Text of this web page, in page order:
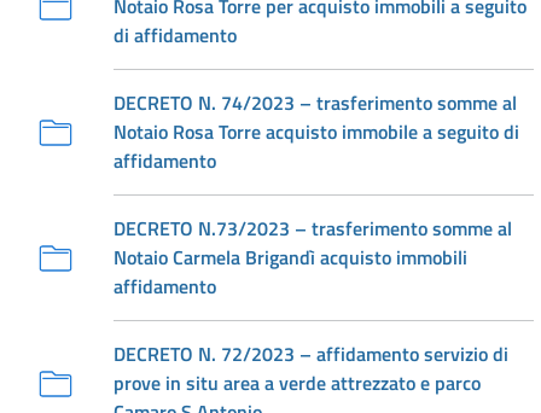
Notaio Rosa Torre per acquisto immobili a seguito
di affidamento
DECRETO N. 74/2023 – trasferimento somme al
Notaio Rosa Torre acquisto immobile a seguito di
affidamento
DECRETO N.73/2023 – trasferimento somme al
Notaio Carmela Brigandì acquisto immobili
affidamento
DECRETO N. 72/2023 – affidamento servizio di
prove in situ area a verde attrezzato e parco